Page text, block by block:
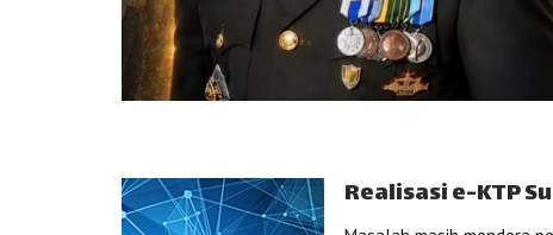
Realisasi e-KTP